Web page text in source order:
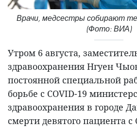
Врачи, медсестры собирают
(Фото: ВИА)
Утром 6 августа,
здравоохранения Нгуен
постоянной специальной
борьбе с COVID-19
здравоохранения в городе
смерти девятого пациента с